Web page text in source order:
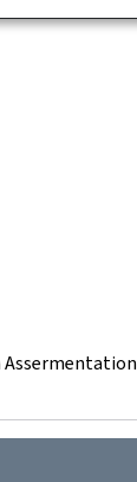
Assermentation